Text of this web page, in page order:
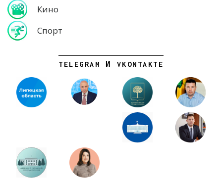
Кино
Спорт
TELEGRAM И VKONTAKTE